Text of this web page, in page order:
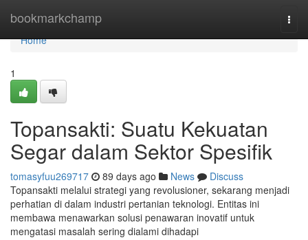
bookmarkchamp
Home
Home
1
Topansakti: Suatu Kekuatan
Segar dalam Sektor Spesifik
tomasyfuu269717 89 days ago News
Discuss
Topansakti melalui strategi yang revolusioner, sekarang menjadi
perhatian di dalam industri pertanian teknologi. Entitas ini
membawa menawarkan solusi penawaran inovatif untuk
mengatasi masalah sering dialami dihadapi